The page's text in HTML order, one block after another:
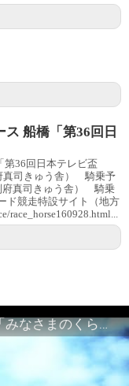
船橋「第36回日
第36回日本テレビ盃
真司きゅう舎） 騎乗予
真司きゅう舎） 騎乗
ド競走特設サイト（地方
地方競馬プロモーションビデオ「みなさまのくらしのために」30秒篇｜NAR公式